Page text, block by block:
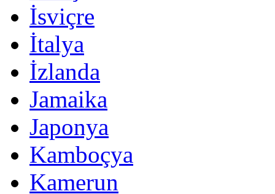
İsviçre
İtalya
İzlanda
Jamaika
Japonya
Kamboçya
Kamerun